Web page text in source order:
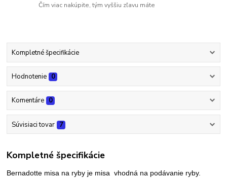
Čím viac nakúpite, tým vyššiu zľavu máte
Kompletné špecifikácie
Hodnotenie 0
Komentáre 0
Súvisiaci tovar 7
Kompletné špecifikácie
Bernadotte misa na ryby je misa vhodná na podávanie ryby.